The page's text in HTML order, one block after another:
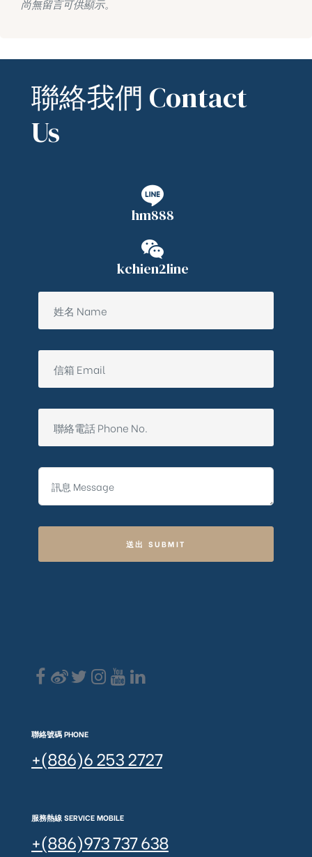
尚無留言可供顯示。
聯絡我們 Contact
Us
hm888
kchien2line
送出 SUBMIT
聯絡號碼 PHONE
+(886)6 253 2727
服務熱線 SERVICE MOBILE
+(886)973 737 638